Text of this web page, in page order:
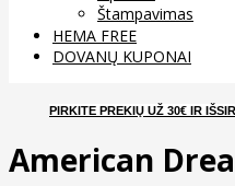
Štampavimas
HEMA FREE
DOVANŲ KUPONAI
PIRKITE PREKIŲ UŽ 30€ IR
American